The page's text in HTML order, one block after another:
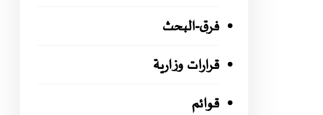
فرق-البحث
قرارات وزارية
قوائم